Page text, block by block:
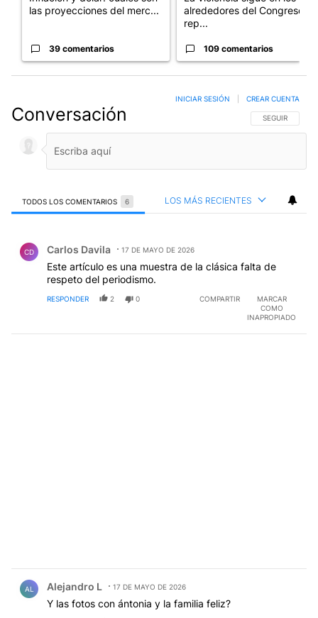
las proyecciones del merc...
39 comentarios
alrededores del Congreso:
rep...
109 comentarios
Conversación SIGA ESTA
SEGUIR
INICIAR SESIÓN CREAR CUENTA
TODOS LOS COMENTARIOS 6 LOS MÁS RECIENTES
CD Carlos Davila 17 DE MAYO DE 2026
Este artículo es una muestra de la clásica falta de
respeto del periodismo.
RESPONDER 2 0 COMPARTIR
MARCAR
COMO
INAPROPIADO
AL Alejandro L 17 DE MAYO DE 2026
Y las fotos con ántonia y la familia feliz?